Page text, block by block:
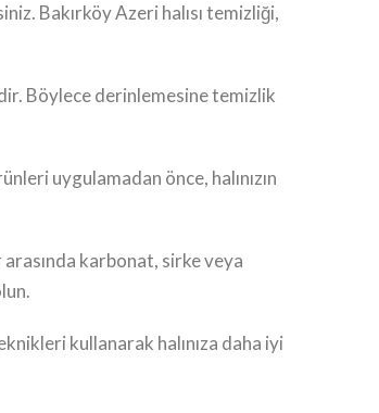
Bakırköy Azeri halısı temizliği,
Böylece derinlemesine temizlik
uygulamadan önce, halınızın
karbonat, sirke veya
kullanarak halınıza daha iyi